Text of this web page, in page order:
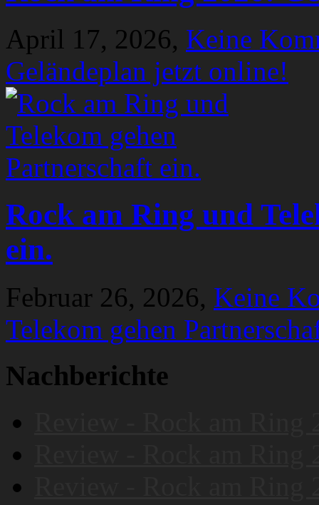
April 17, 2026, Keine
Geländeplan jetzt online!
Rock am Ring und
ein.
Februar 26, 2026, Keine
Telekom gehen
Nachberichte